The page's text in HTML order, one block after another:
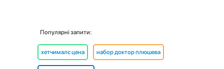
Популярні запити:
хетчималс цена набор доктор плюшева